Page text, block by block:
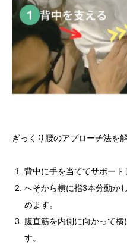
ぎっくり腰のアプローチ法を
背中に手を当ててサポート
へそから横に指3本分動か
めます。
腹直筋を内側に向かって
す。